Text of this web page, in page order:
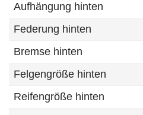
Aufhängung hinten
Federung hinten
Bremse hinten
Felgengröße hinten
Reifengröße hinten